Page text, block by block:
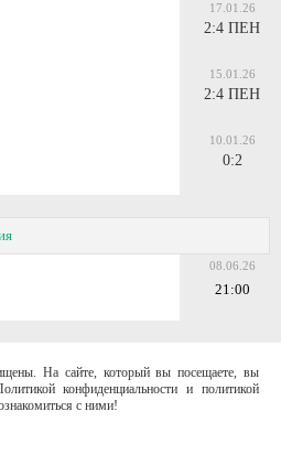
17.01.26
2:4 ПЕН
15.01.26
2:4 ПЕН
10.01.26
0:2
08.06.26
21:00
На сайте, который вы посещаете, вы
конфиденциальности и политикой
с ними!